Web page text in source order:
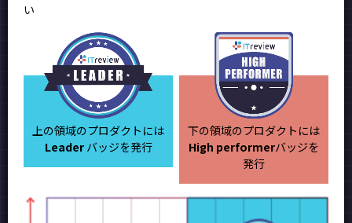
い
上の領域のプロダクトには
Leaderバッジを発行
下の領域のプロダクトには
High performerバッジを
発行